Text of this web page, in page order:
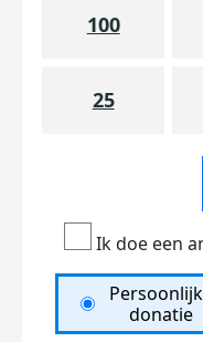
100
25
Ik doe een
donatie